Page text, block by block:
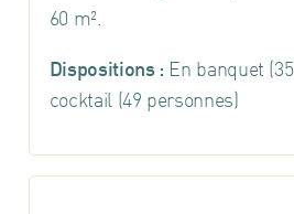
60 m².
Dispositions : En banquet
cocktail (49 personnes)